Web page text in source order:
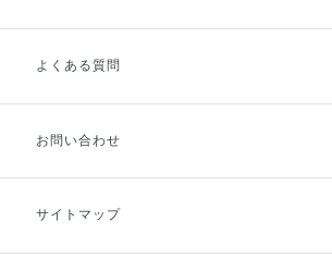
ご利用ガイドトップ
お支払方法
キャンセル・返品・交換
よくある質問
お問い合わせ
サイトマップ